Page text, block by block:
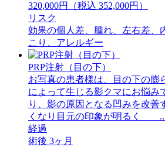
320,000円（税込 352,000円）
リスク
効果の個人差、腫れ、左右差、
こり、アレルギー
PRP注射（目の下）
お写真の患者様は、目の下の膨
によって生じる影クマにお悩み
り、影の原因となる凹みを改善
くなり目元の印象が明るく
経過
術後 3ヶ月